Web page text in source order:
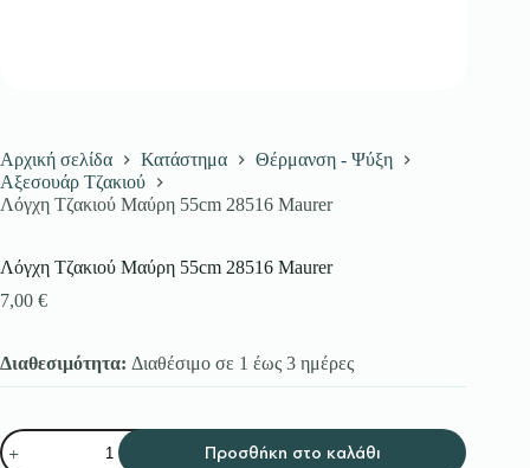
Αρχική σελίδα Κατάστημα
Θέρμανση - Ψύξη
Αξεσουάρ Τζακιού
Λόγχη Τζακιού Μαύρη 55cm 28516 Maurer
Λόγχη Τζακιού Μαύρη 55cm 28516 Maurer
7,00 €
Διαθεσιμότητα: Διαθέσιμο σε 1 έως 3 ημέρες
Λόγχη
Τζακιού
Προσθήκη στο καλάθι